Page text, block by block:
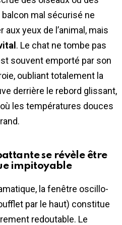
mal sécurisé ne
yeux de l’animal, mais
. Le chat ne tombe pas
souvent emporté par son
oubliant totalement la
derrière le rebord glissant,
les températures douces
se révèle être
impitoyable
la fenêtre oscillo-
par le haut) constitue
redoutable. Le